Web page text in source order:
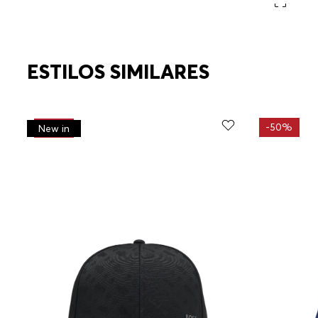
ESTILOS SIMILARES
-30%
New in -50%